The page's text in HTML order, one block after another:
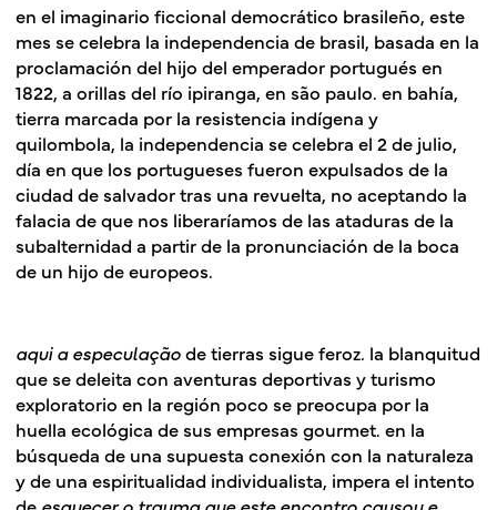
en el imaginario ficcional democrático brasileño, este
mes se celebra la independencia de brasil, basada en la
proclamación del hijo del emperador portugués en
1822, a orillas del río ipiranga, en são paulo. en bahía,
tierra marcada por la resistencia indígena y
quilombola, la independencia se celebra el 2 de julio,
día en que los portugueses fueron expulsados de la
ciudad de salvador tras una revuelta, no aceptando la
falacia de que nos liberaríamos de las ataduras de la
subalternidad a partir de la pronunciación de la boca
de un hijo de europeos.
aqui a especulaçãode tierras sigue feroz la blanquitud
que se deleita con aventuras deportivas y turismo
exploratorio en la región poco se preocupa por la
huella ecológica de sus empresas gourmet. en la
búsqueda de una supuesta conexión con la naturaleza
y de una espiritualidad individualista, impera el intento
de esquecer o trauma que este encontro causou e